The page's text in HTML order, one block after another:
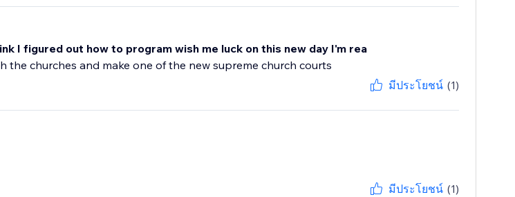
I figured out how to program wish me luck on this new day I'm rea
the churches and make one of the new supreme church courts
มีประโยชน์ (1)
มีประโยชน์ (1)